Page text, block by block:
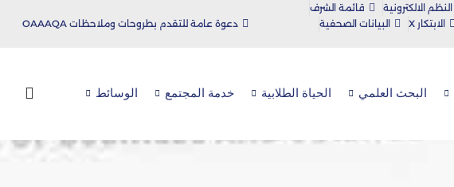
النظم الالكترونية
قائمة الشرف
الابتكار X
البيانات الصحفية
دعوة عامة للتقدم بطروحات وملاحظات OAAAQA
البحث العلمي الحياة الطلابية خدمة المجتمع الوسائط